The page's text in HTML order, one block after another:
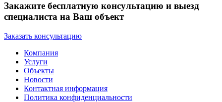
Закажите бесплатную консультацию и выезд
специалиста на Ваш объект
Заказать консультацию
Компания
Услуги
Объекты
Новости
Контактная информация
Политика конфиденциальности